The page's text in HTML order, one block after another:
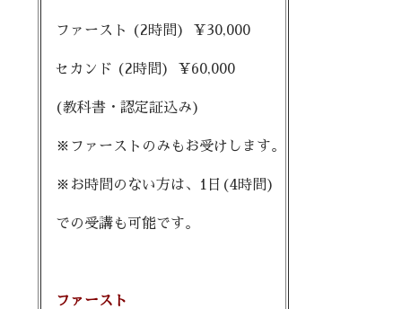
ファースト (2時間) ¥30,000
セカンド (2時間) ¥60,000
(教科書・認定証込み)
※ファーストのみもお受けします。
※お時間のない方は、1日(4時間)
での受講も可能です。
ファースト